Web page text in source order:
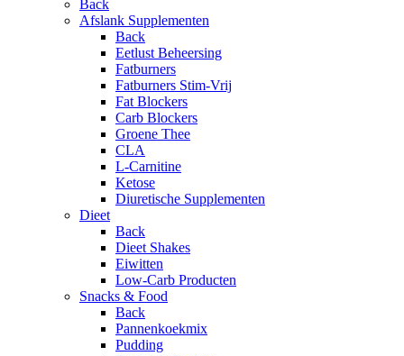
Back
Afslank Supplementen
Back
Eetlust Beheersing
Fatburners
Fatburners Stim-Vrij
Fat Blockers
Carb Blockers
Groene Thee
CLA
L-Carnitine
Ketose
Diuretische Supplementen
Dieet
Back
Dieet Shakes
Eiwitten
Low-Carb Producten
Snacks & Food
Back
Pannenkoekmix
Pudding